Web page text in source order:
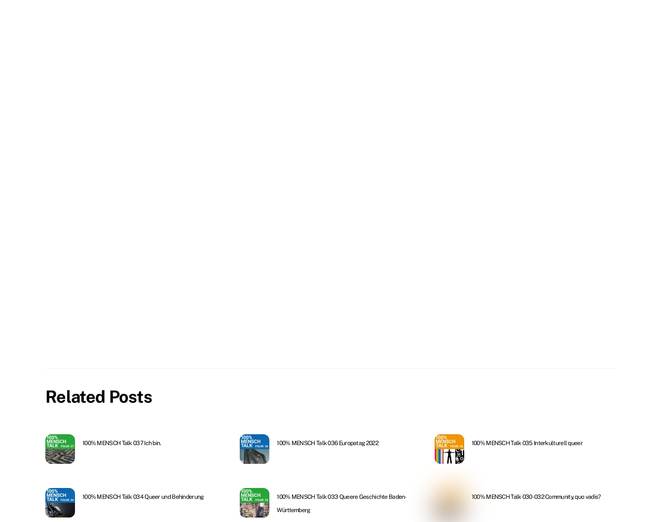
Related Posts
100% MENSCH Talk 037 Ich bin. 100% MENSCH Talk 036 Europatag 2022 100% MENSCH Talk 035 Interkulturell queer
100% MENSCH Talk 034 Queer und Behinderung
100% MENSCH Talk 033 Queere Geschichte Baden-
Württemberg
100% MENSCH Talk 030-032 Community, quo vadis?